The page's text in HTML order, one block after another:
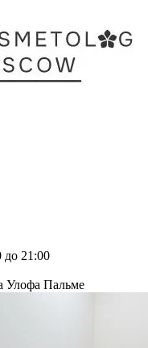
до 21:00
Улофа Пальме